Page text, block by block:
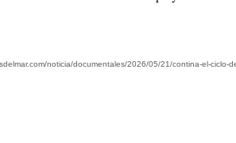
noticia/documentales/2026/05/21/contina-el-ciclo-